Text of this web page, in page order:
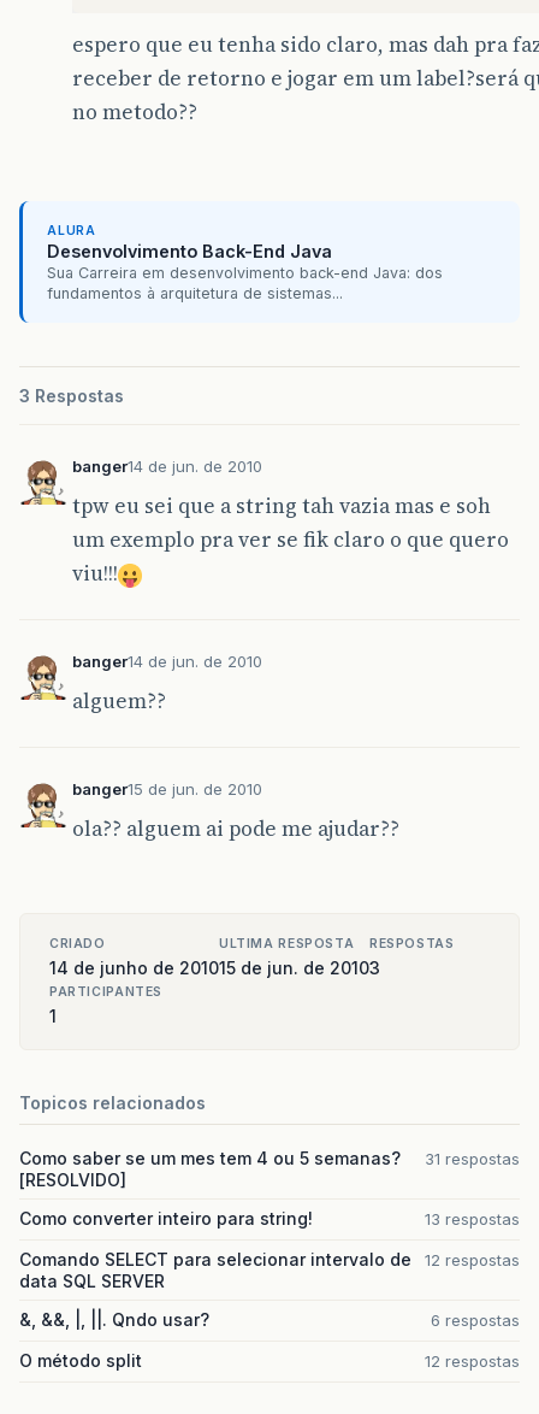
espero que eu tenha sido claro, mas dah pra
receber de retorno e jogar em um label?será
no metodo??
ALURA
Desenvolvimento Back-End Java
Sua Carreira em desenvolvimento back-end Java: dos
fundamentos à arquitetura de sistemas...
3 Respostas
banger14 de jun. de 2010
tpw eu sei que a string tah vazia mas e soh
um exemplo pra ver se fik claro o que quero
viu!!!
banger14 de jun. de 2010
alguem??
banger15 de jun. de 2010
ola?? alguem ai pode me ajudar??
CRIADO
14 de junho de 2010
ULTIMA RESPOSTA
15 de jun. de 2010
RESPOSTAS
3
PARTICIPANTES
1
Topicos relacionados
Como saber se um mes tem 4 ou 5 semanas?
[RESOLVIDO]
31 respostas
Como converter inteiro para string! 13 respostas
Comando SELECT para selecionar intervalo de
data SQL SERVER
12 respostas
&, &&, |, ||. Qndo usar? 6 respostas
O método split 12 respostas